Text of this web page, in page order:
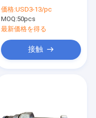
の活字カートリッジの
逆止弁
価格:USD3-13/pc
MOQ:50pcs
最新価格を得る
接触